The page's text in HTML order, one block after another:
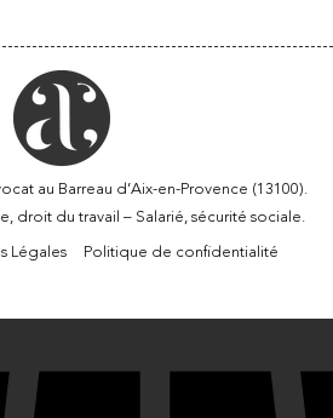
au Barreau d’Aix-en-Provence (13100).
droit du travail – Salarié, sécurité sociale.
Légales Politique de confidentialité